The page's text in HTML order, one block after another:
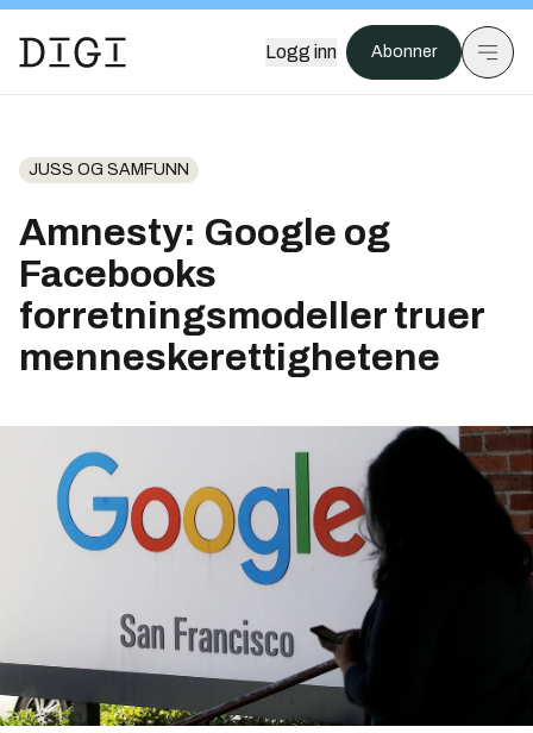
Logg inn Abonner
JUSS OG SAMFUNN
Amnesty: Google og
Facebooks
forretningsmodeller truer
menneskerettighetene